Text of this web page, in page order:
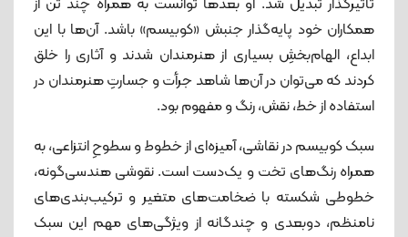
تأثیرگذار تبدیل شد. او بعدها توانست به همراه چند تن از
همکاران خود پایه‌گذار جنبش «کوبیسم» باشد. آن‌ها با این
ابداع، الهام‌بخشِ بسیاری از هنرمندان شدند و آثاری را خلق
کردند که می‌توان در آن‌ها شاهد جرأت و جسارتِ هنرمندان در
استفاده از خط، نقش، رنگ و مفهوم بود.
سبک کوبیسم در نقاشی، آمیزه‌ای از خطوط و سطوحِ انتزاعی، به
همراه رنگ‌های تخت و یک‌دست است. نقوشی هندسی‌گونه،
خطوطی شکسته با ضخامت‌های متغیر و ترکیب‌بندی‌های
نامنظم، دوبعدی و چندگانه از ویژگی‌های مهم این سبک